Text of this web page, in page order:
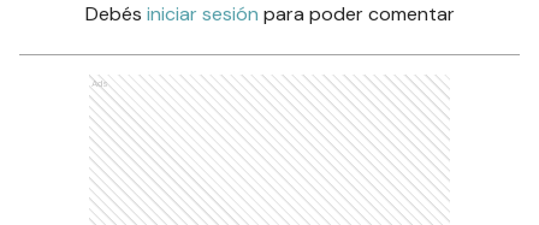
Debés iniciar sesión para poder comentar
Ads